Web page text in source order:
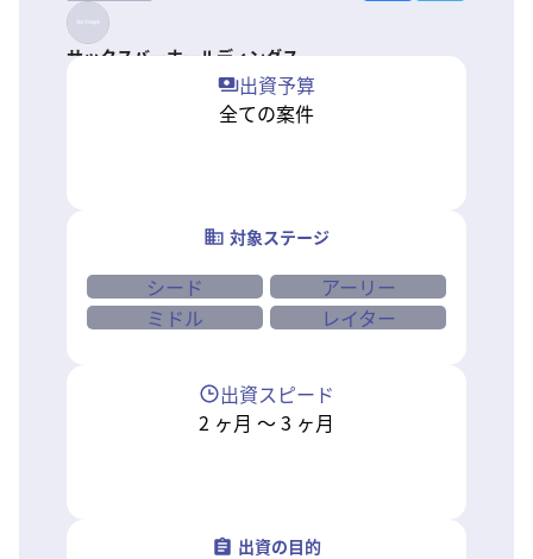
サックスバーホールディングス
出資予算
全ての案件
対象ステージ
シード
アーリー
ミドル
レイター
出資スピード
2 ヶ月 〜3 ヶ月
出資の目的